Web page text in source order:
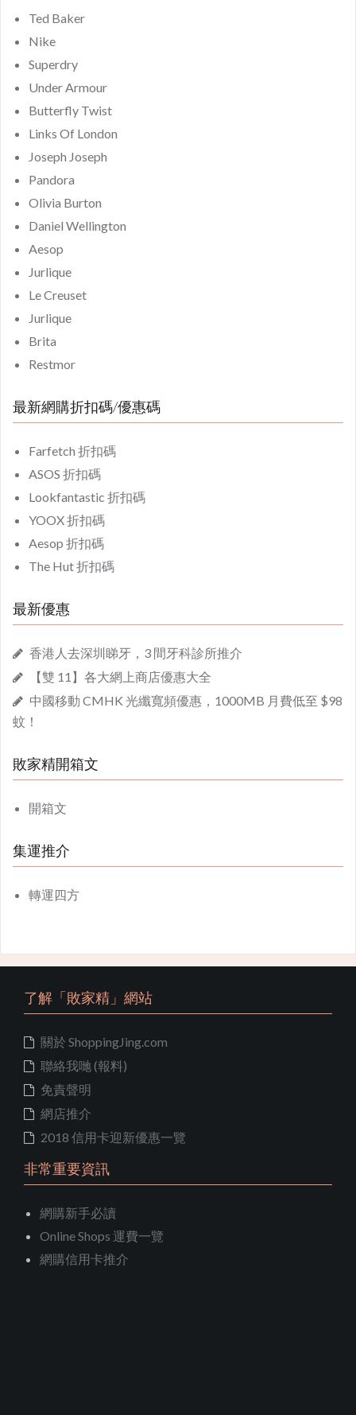
Ted Baker
Nike
Superdry
Under Armour
Butterfly Twist
Links Of London
Joseph Joseph
Pandora
Olivia Burton
Daniel Wellington
Aesop
Jurlique
Le Creuset
Jurlique
Brita
Restmor
最新網購折扣碼/優惠碼
Farfetch 折扣碼
ASOS 折扣碼
Lookfantastic 折扣碼
YOOX 折扣碼
Aesop 折扣碼
The Hut 折扣碼
最新優惠
香港人去深圳睇牙，3 間牙科診所推介
【雙 11】各大網上商店優惠大全
中國移動 CMHK 光纖寬頻優惠，1000MB 月費低至 $98
蚊！
敗家精開箱文
開箱文
集運推介
轉運四方
了解「敗家精」網站
關於 ShoppingJing.com
聯絡我哋 (報料)
免責聲明
網店推介
2018 信用卡迎新優惠一覽
非常重要資訊
網購新手必讀
Online Shops 運費一覽
網購信用卡推介